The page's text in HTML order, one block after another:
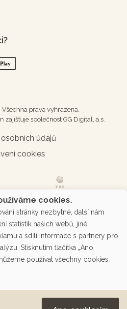
práva vyhrazena.
zajišťuje společnost GG Digital, a.s.
údajů
cookies
přes platební bránu
cookies.
stránky nezbytné, další nám
statistik našich webů, jiné
a sdílí informace s partnery pro
Stisknutím tlačítka „Ano,
používat všechny cookies.